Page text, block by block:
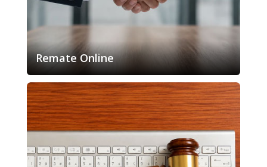
Remate Online